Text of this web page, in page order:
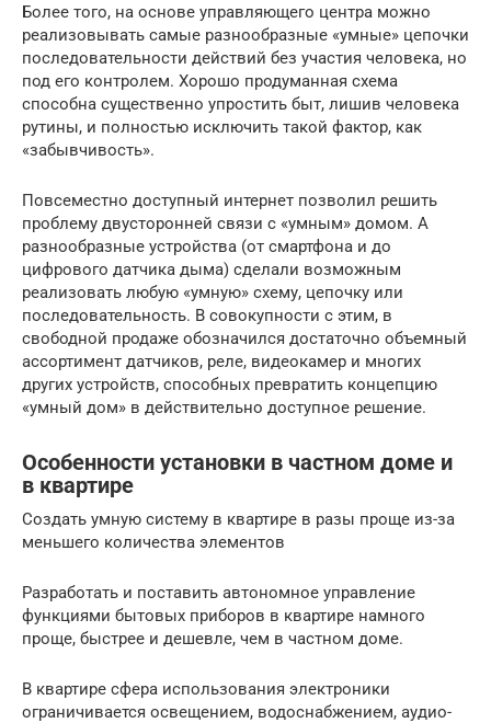
Более того, на основе управляющего центра можно
реализовывать самые разнообразные «умные» цепочки
последовательности действий без участия человека, но
под его контролем. Хорошо продуманная схема
способна существенно упростить быт, лишив человека
рутины, и полностью исключить такой фактор, как
«забывчивость».
Повсеместно доступный интернет позволил решить
проблему двусторонней связи с «умным» домом. А
разнообразные устройства (от смартфона и до
цифрового датчика дыма) сделали возможным
реализовать любую «умную» схему, цепочку или
последовательность. В совокупности с этим, в
свободной продаже обозначился достаточно объемный
ассортимент датчиков, реле, видеокамер и многих
других устройств, способных превратить концепцию
«умный дом» в действительно доступное решение.
Особенности установки в частном доме и
в квартире
Создать умную систему в квартире в разы проще из-за
меньшего количества элементов
Разработать и поставить автономное управление
функциями бытовых приборов в квартире намного
проще, быстрее и дешевле, чем в частном доме.
В квартире сфера использования электроники
ограничивается освещением, водоснабжением, аудио-